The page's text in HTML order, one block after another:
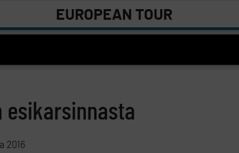
EUROPEAN TOUR
esikarsinnasta
2016